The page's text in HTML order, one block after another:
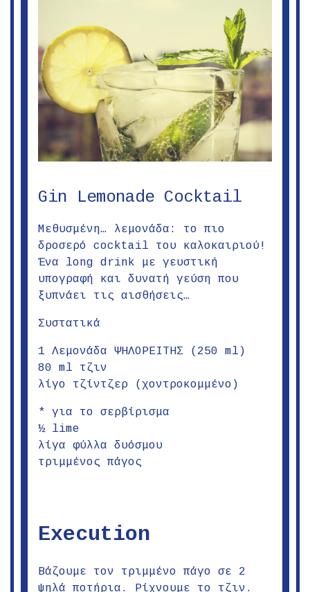
Gin Lemonade Cocktail
Μεθυσμένη… λεμονάδα: το πιο
δροσερό cocktail του καλοκαιριού!
Ένα long drink με γευστική
υπογραφή και δυνατή γεύση που
ξυπνάει τις αισθήσεις…
Συστατικά
1 Λεμονάδα ΨΗΛΟΡΕΙΤΗΣ (250 ml)
80 ml τζιν
λίγο τζίντζερ (χοντροκομμένο)
* για το σερβίρισμα
½ lime
λίγα φύλλα δυόσμου
τριμμένος πάγος
Execution
Βάζουμε τον τριμμένο πάγο σε 2
ψηλά ποτήρια. Ρίχνουμε το τζιν.